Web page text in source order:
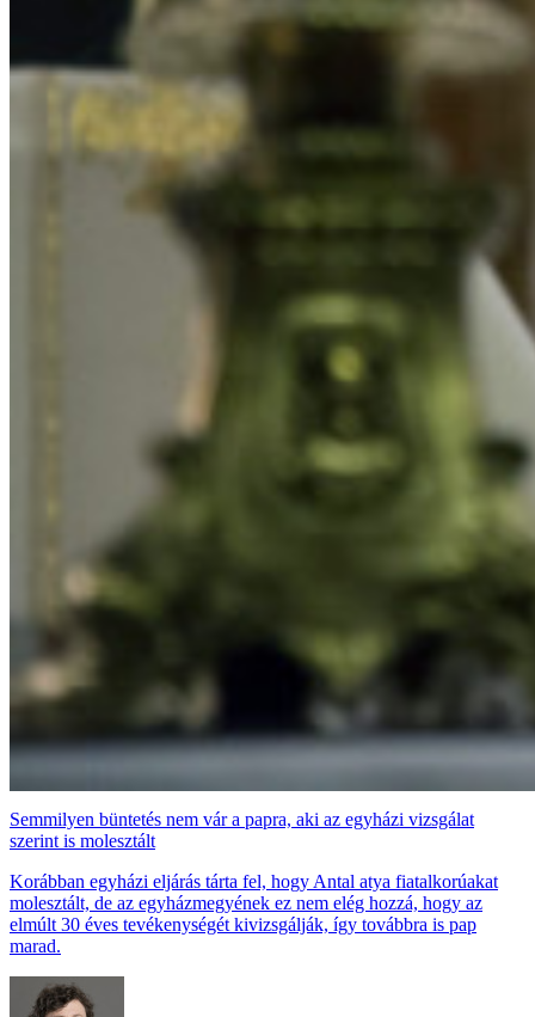
Semmilyen büntetés nem vár a papra, aki az egyházi vizsgálat
szerint is molesztált
Korábban egyházi eljárás tárta fel, hogy Antal atya fiatalkorúakat
molesztált, de az egyházmegyének ez nem elég hozzá, hogy az
elmúlt 30 éves tevékenységét kivizsgálják, így továbbra is pap
marad.